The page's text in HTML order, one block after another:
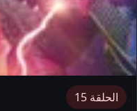
الحلقة 15